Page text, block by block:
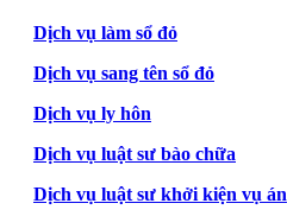
Dịch vụ làm sổ đỏ
Dịch vụ sang tên sổ đỏ
Dịch vụ ly hôn
Dịch vụ luật sư bào chữa
Dịch vụ luật sư khởi kiện vụ án